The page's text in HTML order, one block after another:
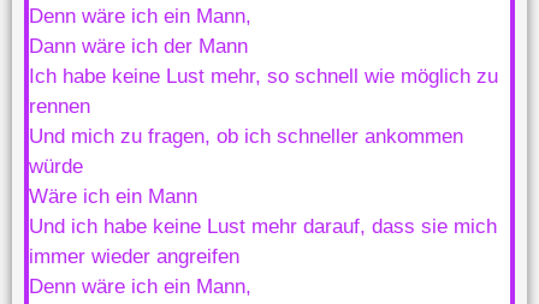
Denn wäre ich ein Mann,
Dann wäre ich der Mann
Ich habe keine Lust mehr, so schnell wie möglich zu
rennen
Und mich zu fragen, ob ich schneller ankommen
würde
Wäre ich ein Mann
Und ich habe keine Lust mehr darauf, dass sie mich
immer wieder angreifen
Denn wäre ich ein Mann,